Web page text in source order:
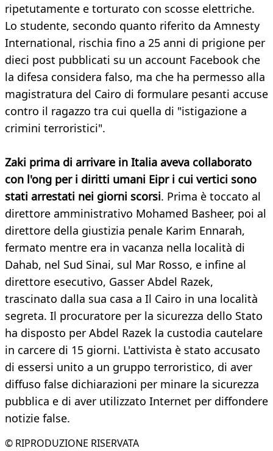
ripetutamente e torturato con scosse elettriche.
Lo studente, secondo quanto riferito da Amnesty
International, rischia fino a 25 anni di prigione per
dieci post pubblicati su un account Facebook che
la difesa considera falso, ma che ha permesso alla
magistratura del Cairo di formulare pesanti accuse
contro il ragazzo tra cui quella di "istigazione a
crimini terroristici".
Zaki prima di arrivare in Italia aveva collaborato
con l'ong per i diritti umani Eipr i cui vertici sono
stati arrestati nei giorni scorsi. Prima è toccato al
direttore amministrativo Mohamed Basheer, poi al
direttore della giustizia penale Karim Ennarah,
fermato mentre era in vacanza nella località di
Dahab, nel Sud Sinai, sul Mar Rosso, e infine al
direttore esecutivo, Gasser Abdel Razek,
trascinato dalla sua casa a Il Cairo in una località
segreta. Il procuratore per la sicurezza dello Stato
ha disposto per Abdel Razek la custodia cautelare
in carcere di 15 giorni. L'attivista è stato accusato
di essersi unito a un gruppo terroristico, di aver
diffuso false dichiarazioni per minare la sicurezza
pubblica e di aver utilizzato Internet per diffondere
notizie false.
© RIPRODUZIONE RISERVATA